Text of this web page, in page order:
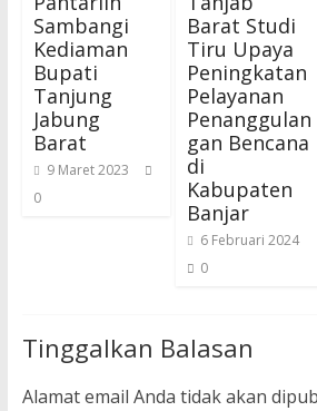
Sambangi
Kediaman
Bupati
Tanjung
Jabung
Barat
9 Maret 2023
0
Barat Studi
Tiru Upaya
Peningkatan
Pelayanan
Penanggulan
gan Bencana
di
Kabupaten
Banjar
6 Februari 2024
0
Tinggalkan Balasan
Alamat email Anda tidak akan